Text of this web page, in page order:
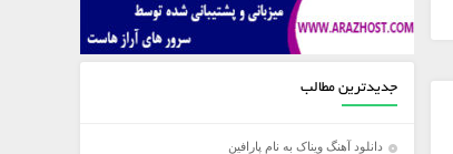
جدیدترین مطالب
دانلود آهنگ ویناک به نام پارافین